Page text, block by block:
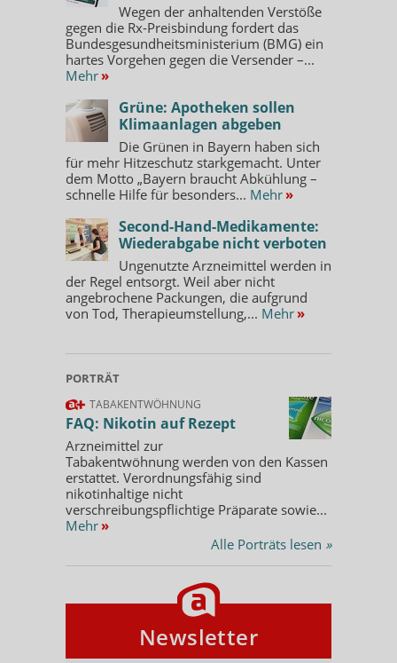
Wegen der anhaltenden Verstöße
gegen die Rx-Preisbindung fordert das
Bundesgesundheitsministerium (BMG) ein
hartes Vorgehen gegen die Versender –...
Mehr »
Grüne: Apotheken sollen
Klimaanlagen abgeben
Die Grünen in Bayern haben sich
für mehr Hitzeschutz starkgemacht. Unter
dem Motto „Bayern braucht Abkühlung –
schnelle Hilfe für besonders... Mehr »
Second-Hand-Medikamente:
Wiederabgabe nicht verboten
Ungenutzte Arzneimittel werden in
der Regel entsorgt. Weil aber nicht
angebrochene Packungen, die aufgrund
von Tod, Therapieumstellung,... Mehr »
PORTRÄT
TABAKENTWÖHNUNG
FAQ: Nikotin auf Rezept
Arzneimittel zur
Tabakentwöhnung werden von den Kassen
erstattet. Verordnungsfähig sind
nikotinhaltige nicht
verschreibungspflichtige Präparate sowie...
Mehr »
Alle Porträts lesen »
Newsletter